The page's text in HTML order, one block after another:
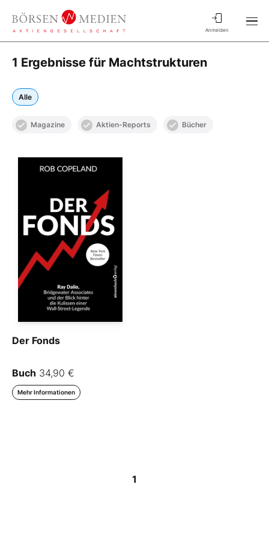
Anmelden
1 Ergebnisse für Machtstrukturen
Alle
Magazine Aktien-Reports Bücher
Der Fonds
Buch 34,90 €
Mehr Informationen
1